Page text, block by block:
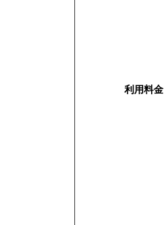
利用料金